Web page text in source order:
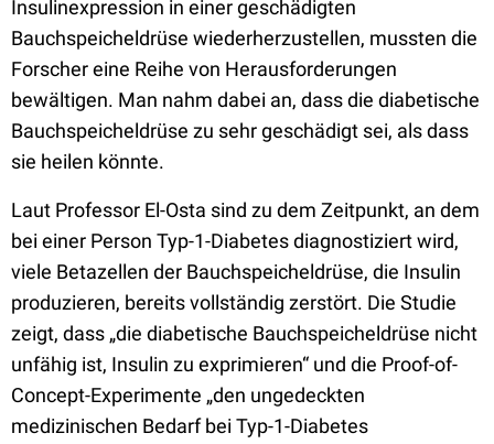
Insulinexpression in einer geschädigten
Bauchspeicheldrüse wiederherzustellen, mussten die
Forscher eine Reihe von Herausforderungen
bewältigen. Man nahm dabei an, dass die diabetische
Bauchspeicheldrüse zu sehr geschädigt sei, als dass
sie heilen könnte.
Laut Professor El-Osta sind zu dem Zeitpunkt, an dem
bei einer Person Typ-1-Diabetes diagnostiziert wird,
viele Betazellen der Bauchspeicheldrüse, die Insulin
produzieren, bereits vollständig zerstört. Die Studie
zeigt, dass „die diabetische Bauchspeicheldrüse nicht
unfähig ist, Insulin zu exprimieren“ und die Proof-of-
Concept-Experimente „den ungedeckten
medizinischen Bedarf bei Typ-1-Diabetes